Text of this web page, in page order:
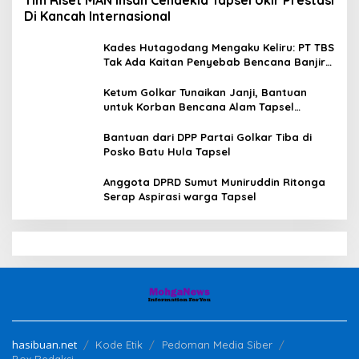
Di Kancah Internasional
Kades Hutagodang Mengaku Keliru: PT TBS
Tak Ada Kaitan Penyebab Bencana Banjir
Ketum Golkar Tunaikan Janji, Bantuan
untuk Korban Bencana Alam Tapsel
Bantuan dari DPP Partai Golkar Tiba di
Posko Batu Hula Tapsel
Anggota DPRD Sumut Muniruddin Ritonga
Serap Aspirasi warga Tapsel
hasibuan.net Kode Etik
Pedoman Media Siber